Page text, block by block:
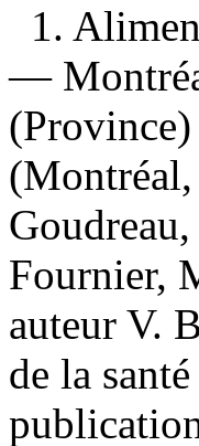
1.
—
Fournier,
auteur V.
de la